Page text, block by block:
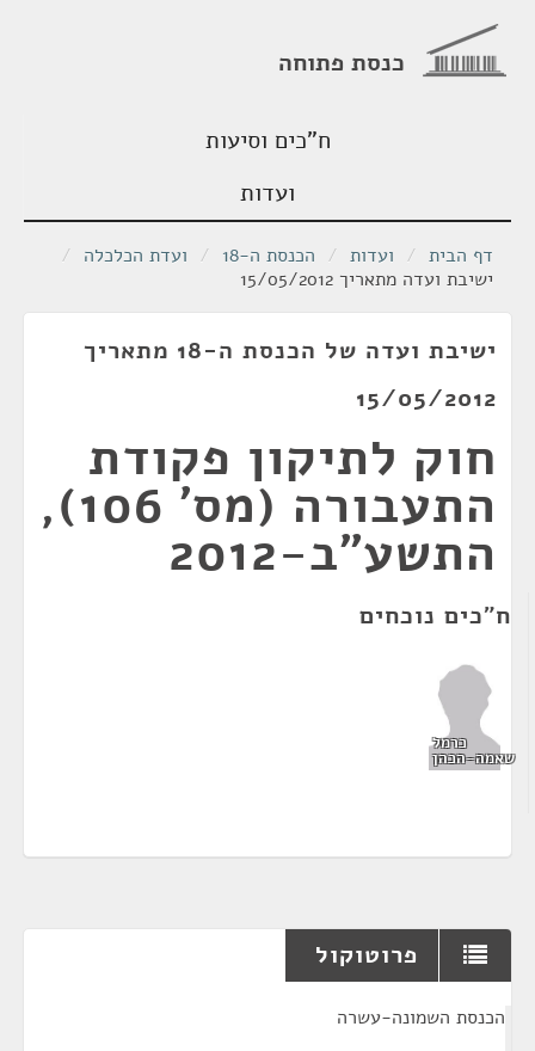
כנסת פתוחה
ח"כים וסיעות
ועדות
דף הבית / ועדות / הכנסת ה-18 / ועדת הכלכלה /
ישיבת ועדה מתאריך 15/05/2012
ישיבת ועדה של הכנסת ה-18 מתאריך
15/05/2012
חוק לתיקון פקודת
התעבורה (מס' 106),
התשע"ב-2012
ח"כים נוכחים
כרמל
שאמה-הכהן
פרוטוקול
הכנסת השמונה-עשרה